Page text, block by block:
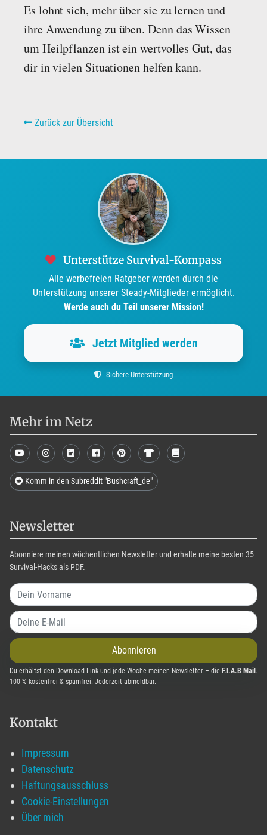
Es lohnt sich, mehr über sie zu lernen und
ihre Anwendung zu üben. Denn das Wissen
um Heilpflanzen ist ein wertvolles Gut, das
dir in vielen Situationen helfen kann.
Zurück zur Übersicht
Unterstütze Survival-Kompass
Alle werbefreien Ratgeber werden durch die
Unterstützung unserer Steady-Mitglieder ermöglicht.
Werde auch du Teil unserer Mission!
Jetzt Mitglied werden
Sichere Unterstützung
Mehr im Netz
Komm in den Subreddit "Bushcraft_de"
Newsletter
Abonniere meinen wöchentlichen Newsletter und erhalte meine besten 35
Survival-Hacks als PDF.
Abonnieren
Du erhältst den Download-Link und jede Woche meinen Newsletter – die F.I.A.B Mail .
100 % kostenfrei & spamfrei. Jederzeit abmeldbar.
Kontakt
Impressum
Datenschutz
Haftungsausschluss
Cookie-Einstellungen
Über mich